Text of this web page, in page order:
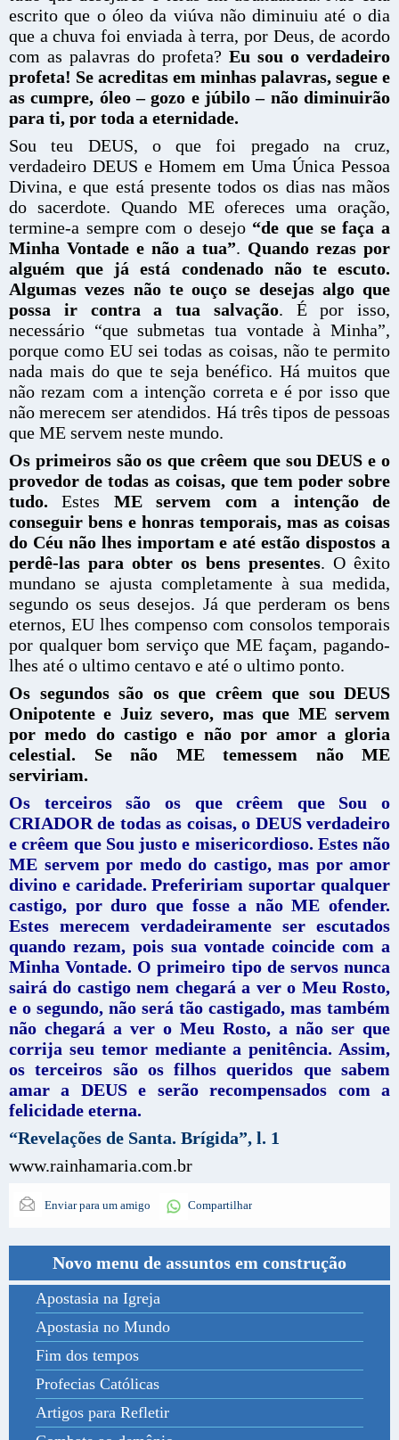
escrito que o óleo da viúva não diminuiu até o dia
que a chuva foi enviada à terra, por Deus, de acordo
com as palavras do profeta? Eu sou o verdadeiro
profeta! Se acreditas em minhas palavras, segue e
as cumpre, óleo – gozo e júbilo – não diminuirão
para ti, por toda a eternidade.
Sou teu DEUS, o que foi pregado na cruz,
verdadeiro DEUS e Homem em Uma Única Pessoa
Divina, e que está presente todos os dias nas mãos
do sacerdote. Quando ME ofereces uma oração,
termine-a sempre com o desejo “de que se faça a
Minha Vontade e não a tua”. Quando rezas por
alguém que já está condenado não te escuto.
Algumas vezes não te ouço se desejas algo que
possa ir contra a tua salvação. É por isso,
necessário “que submetas tua vontade à Minha”,
porque como EU sei todas as coisas, não te permito
nada mais do que te seja benéfico. Há muitos que
não rezam com a intenção correta e é por isso que
não merecem ser atendidos. Há três tipos de pessoas
que ME servem neste mundo.
Os primeiros são os que crêem que sou DEUS e o
provedor de todas as coisas, que tem poder sobre
tudo. Estes ME servem com a intenção de
conseguir bens e honras temporais, mas as coisas
do Céu não lhes importam e até estão dispostos a
perdê-las para obter os bens presentes. O êxito
mundano se ajusta completamente à sua medida,
segundo os seus desejos. Já que perderam os bens
eternos, EU lhes compenso com consolos temporais
por qualquer bom serviço que ME façam, pagando-
lhes até o ultimo centavo e até o ultimo ponto.
Os segundos são os que crêem que sou DEUS
Onipotente e Juiz severo, mas que ME servem
por medo do castigo e não por amor a gloria
celestial. Se não ME temessem não ME
serviriam.
Os terceiros são os que crêem que Sou o
CRIADOR de todas as coisas, o DEUS verdadeiro
e crêem que Sou justo e misericordioso. Estes não
ME servem por medo do castigo, mas por amor
divino e caridade. Prefeririam suportar qualquer
castigo, por duro que fosse a não ME ofender.
Estes merecem verdadeiramente ser escutados
quando rezam, pois sua vontade coincide com a
Minha Vontade. O primeiro tipo de servos nunca
sairá do castigo nem chegará a ver o Meu Rosto,
e o segundo, não será tão castigado, mas também
não chegará a ver o Meu Rosto, a não ser que
corrija seu temor mediante a penitência. Assim,
os terceiros são os filhos queridos que sabem
amar a DEUS e serão recompensados com a
felicidade eterna.
“Revelações de Santa. Brígida”, l. 1
www.rainhamaria.com.br
Enviar para um amigo Compartilhar
Novo menu de assuntos em construção
Apostasia na Igreja
Apostasia no Mundo
Fim dos tempos
Profecias Católicas
Artigos para Refletir